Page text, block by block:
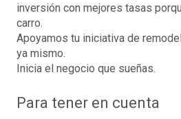
inversión con mejores tasas
carro.
Apoyamos tu iniciativa de
ya mismo.
Inicia el negocio que sueñas.
Para tener en cuenta